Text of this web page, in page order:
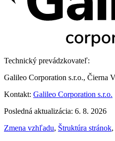
Technický prevádzkovateľ:
Galileo Corporation s.r.o., Čierna
Kontakt: Galileo Corporation s.r.o.
Posledná aktualizácia: 6. 8. 2026
Zmena vzhľadu, Štruktúra stránok,